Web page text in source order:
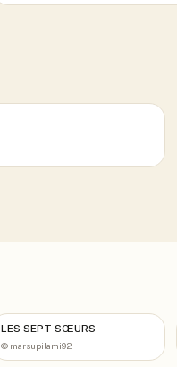
LES SEPT SŒURS
© marsupilami92